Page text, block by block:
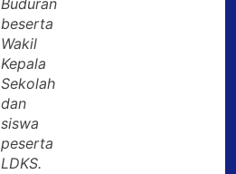
Buduran
beserta
Wakil
Kepala
Sekolah
dan
siswa
peserta
LDKS.